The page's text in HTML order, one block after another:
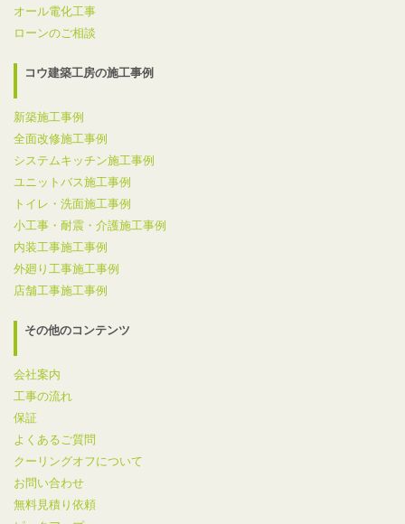
オール電化工事
ローンのご相談
コウ建築工房の施工事例
新築施工事例
全面改修施工事例
システムキッチン施工事例
ユニットバス施工事例
トイレ・洗面施工事例
小工事・耐震・介護施工事例
内装工事施工事例
外廻り工事施工事例
店舗工事施工事例
その他のコンテンツ
会社案内
工事の流れ
保証
よくあるご質問
クーリングオフについて
お問い合わせ
無料見積り依頼